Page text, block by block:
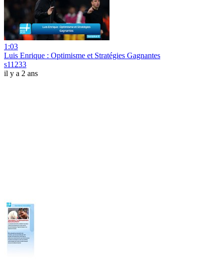
1:03
Luis Enrique : Optimisme et Stratégies Gagnantes
s11233
il y a 2 ans